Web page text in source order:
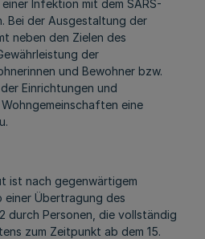
Infektion mit dem SARS-
Bei der Ausgestaltung der
neben den Zielen des
der
und Bewohner bzw.
Einrichtungen und
eine
ist nach gegenwärtigem
einer Übertragung des
durch Personen, die vollständig
zum Zeitpunkt ab dem 15.